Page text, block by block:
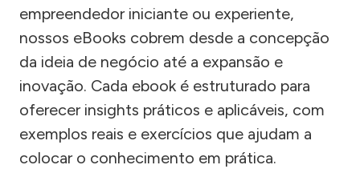
empreendedor iniciante ou experiente,
nossos eBooks cobrem desde a concepção
da ideia de negócio até a expansão e
inovação. Cada ebook é estruturado para
oferecer insights práticos e aplicáveis, com
exemplos reais e exercícios que ajudam a
colocar o conhecimento em prática.